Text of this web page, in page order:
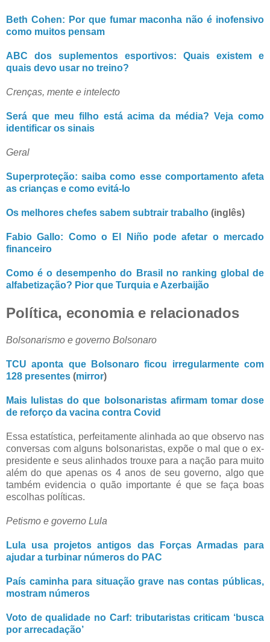
Beth Cohen: Por que fumar maconha não é inofensivo
como muitos pensam
ABC dos suplementos esportivos: Quais existem e
quais devo usar no treino?
Crenças, mente e intelecto
Será que meu filho está acima da média? Veja como
identificar os sinais
Geral
Superproteção: saiba como esse comportamento afeta
as crianças e como evitá-lo
Os melhores chefes sabem subtrair trabalho (inglês)
Fabio Gallo: Como o El Niño pode afetar o mercado
financeiro
Como é o desempenho do Brasil no ranking global de
alfabetização? Pior que Turquia e Azerbaijão
Política, economia e relacionados
Bolsonarismo e governo Bolsonaro
TCU aponta que Bolsonaro ficou irregularmente com
128 presentes (mirror)
Mais lulistas do que bolsonaristas afirmam tomar dose
de reforço da vacina contra Covid
Essa estatística, perfeitamente alinhada ao que observo nas
conversas com alguns bolsonaristas, expõe o mal que o ex-
presidente e seus alinhados trouxe para a nação para muito
além do que apenas os 4 anos de seu governo, algo que
também evidencia o quão importante é que se faça boas
escolhas políticas.
Petismo e governo Lula
Lula usa projetos antigos das Forças Armadas para
ajudar a turbinar números do PAC
País caminha para situação grave nas contas públicas,
mostram números
Voto de qualidade no Carf: tributaristas criticam ‘busca
por arrecadação’